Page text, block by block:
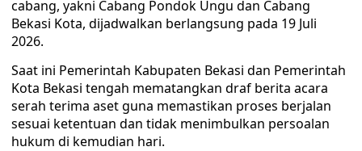
cabang, yakni Cabang Pondok Ungu dan Cabang
Bekasi Kota, dijadwalkan berlangsung pada 19 Juli
2026.
Saat ini Pemerintah Kabupaten Bekasi dan Pemerintah
Kota Bekasi tengah mematangkan draf berita acara
serah terima aset guna memastikan proses berjalan
sesuai ketentuan dan tidak menimbulkan persoalan
hukum di kemudian hari.